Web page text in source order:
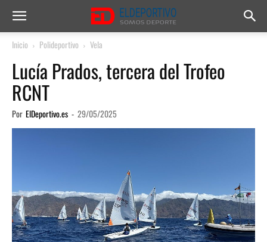
Inicio Polideportivo Vela
Lucía Prados, tercera del Trofeo
RCNT
Por ElDeportivo.es - 29/05/2025